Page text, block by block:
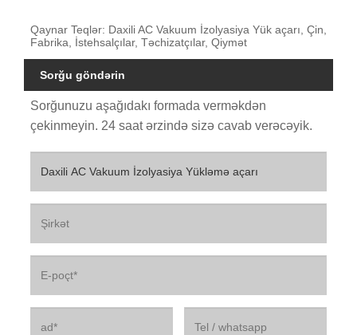
Qaynar Teqlər: Daxili AC Vakuum İzolyasiya Yük açarı, Çin,
Fabrika, İstehsalçılar, Təchizatçılar, Qiymət
Sorğu göndərin
Sorğunuzu aşağıdakı formada verməkdən
çekinmeyin. 24 saat ərzində sizə cavab verəcəyik.